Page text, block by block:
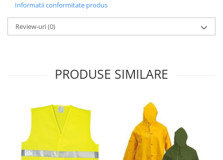
Informatii conformitate produs
Review-uri(0)
PRODUSE SIMILARE